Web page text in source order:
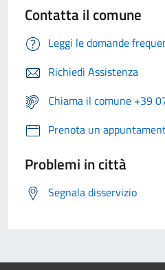
Contatta il comune
Leggi le domande
Richiedi Assistenza
Chiama il comune +39
Prenota un
Problemi in città
Segnala disservizio